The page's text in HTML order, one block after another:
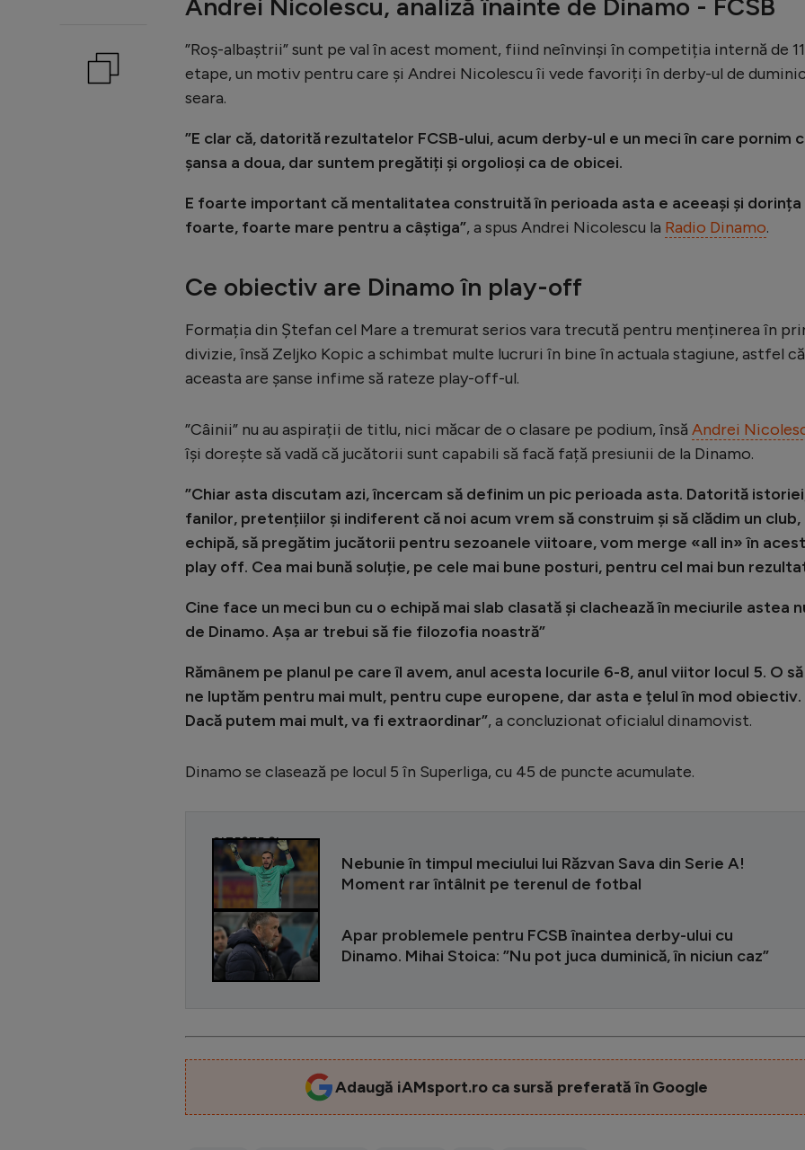
Andrei Nicolescu, analiză înainte de Dinamo - FCSB
”Roș-albaștrii” sunt pe val în acest moment, fiind neînvinși în competiția internă de 11
etape, un motiv pentru care și Andrei Nicolescu îi vede favoriți în derby-ul de
seara.
”E clar că, datorită rezultatelor FCSB-ului, acum derby-ul e un meci în care pornim
șansa a doua, dar suntem pregătiți și orgolioși ca de obicei.
E foarte important că mentalitatea construită în perioada asta e aceeași și dorința
foarte, foarte mare pentru a câștiga”, a spus Andrei Nicolescu la Radio Dinamo.
Ce obiectiv are Dinamo în play-off
Formația din Ștefan cel Mare a tremurat serios vara trecută pentru menținerea în
divizie, însă Zeljko Kopic a schimbat multe lucruri în bine în actuala stagiune, astfel că
aceasta are șanse infime să rateze play-off-ul.
”Câinii” nu au aspirații de titlu, nici măcar de o clasare pe podium, însă Andrei
își dorește să vadă că jucătorii sunt capabili să facă față presiunii de la Dinamo.
”Chiar asta discutam azi, încercam să definim un pic perioada asta. Datorită
fanilor, pretențiilor și indiferent că noi acum vrem să construim și să clădim un club,
echipă, să pregătim jucătorii pentru sezoanele viitoare, vom merge «all in» în acest
play off. Cea mai bună soluție, pe cele mai bune posturi, pentru cel mai bun
Cine face un meci bun cu o echipă mai slab clasată și clachează în meciurile astea
de Dinamo. Așa ar trebui să fie filozofia noastră”
Rămânem pe planul pe care îl avem, anul acesta locurile 6-8, anul viitor locul 5. O să
ne luptăm pentru mai mult, pentru cupe europene, dar asta e țelul în mod obiectiv.
Dacă putem mai mult, va fi extraordinar”, a concluzionat oficialul dinamovist.
Dinamo se clasează pe locul 5 în Superliga, cu 45 de puncte acumulate.
CITEȘTE ȘI
Nebunie în timpul meciului lui Răzvan Sava din Serie A!
Moment rar întâlnit pe terenul de fotbal
Apar problemele pentru FCSB înaintea derby-ului cu
Dinamo. Mihai Stoica: ”Nu pot juca duminică, în niciun caz”
Adaugă iAMsport.ro ca sursă preferată în Google